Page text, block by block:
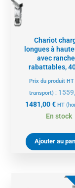
Chariot
longues à
avec
rabattables,
Prix du produit
transport) :
1481,00€ HT
En stock
Ajouter au